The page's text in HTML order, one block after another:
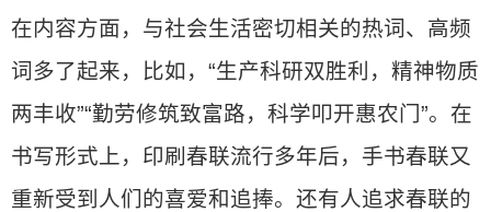
在内容方面，与社会生活密切相关的热词、高频
词多了起来，比如，“生产科研双胜利，精神物质
两丰收”“勤劳修筑致富路，科学叩开惠农门”。在
书写形式上，印刷春联流行多年后，手书春联又
重新受到人们的喜爱和追捧。还有人追求春联的